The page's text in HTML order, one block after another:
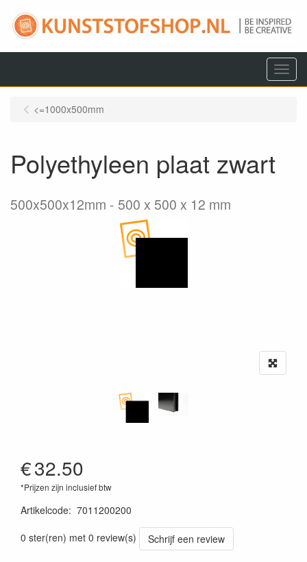
Menu
<=1000x500mm
Polyethyleen plaat zwart
500x500x12mm 500 x 500 x 12 mm
€32.50
*Prijzen zijn inclusief btw
Artikelcode: 7011200200
0 ster(ren) met 0 review(s)
Schrijf een review